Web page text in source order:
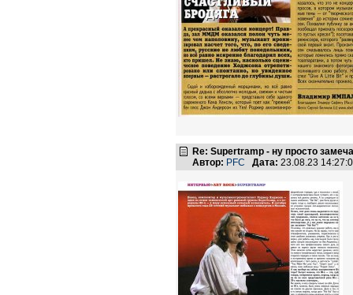
Re: Supertramp - ну просто
Автор: PFC Дата: 23.08.23